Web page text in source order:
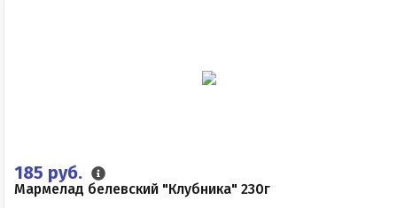
185 руб.
Мармелад белевский "Клубника" 230г